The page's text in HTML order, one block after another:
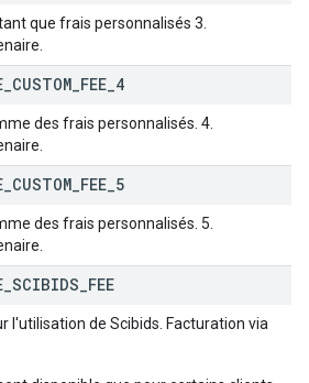
que frais personnalisés 3.
CUSTOM FEE 4
des frais personnalisés. 4.
CUSTOM FEE 5
des frais personnalisés. 5.
SCIBIDS FEE
l'utilisation de Scibids. Facturation via